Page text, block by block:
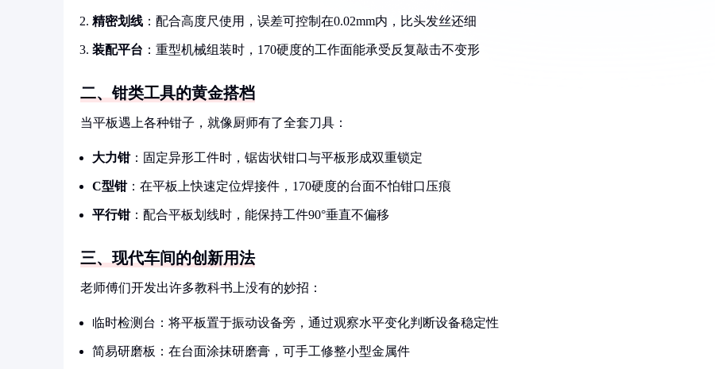
精密划线 ：配合高度尺使用，误差可控制在0.02mm内，比头发丝还细
装配平台 ：重型机械组装时，170硬度的工作面能承受反复敲击不变形
二、钳类工具的黄金搭档
当平板遇上各种钳子，就像厨师有了全套刀具：
大力钳：固定异形工件时，锯齿状钳口与平板形成双重锁定
C型钳：在平板上快速定位焊接件，170硬度的台面不怕钳口压痕
平行钳：配合平板划线时，能保持工件90°垂直不偏移
三、现代车间的创新用法
老师傅们开发出许多教科书上没有的妙招：
临时检测台：将平板置于振动设备旁，通过观察水平变化判断设备稳定性
简易研磨板：在台面涂抹研磨膏，可手工修整小型金属件